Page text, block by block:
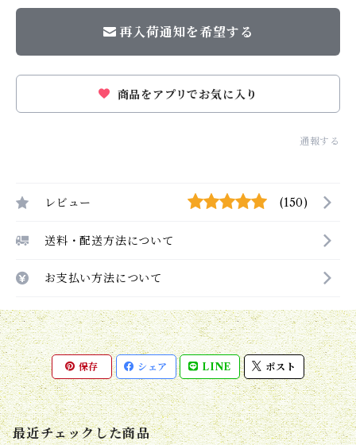
再入荷通知を希望する
商品をアプリでお気に入り
通報する
レビュー (150)
送料・配送方法について
お支払い方法について
保存 シェア LINE ポスト
最近チェックした商品